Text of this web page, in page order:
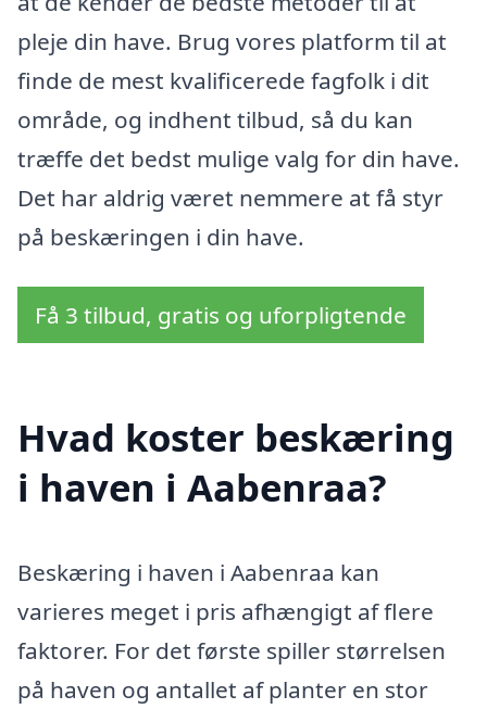
pleje din have. Brug vores platform til at
finde de mest kvalificerede fagfolk i dit
område, og indhent tilbud, så du kan
træffe det bedst mulige valg for din have.
Det har aldrig været nemmere at få styr
på beskæringen i din have.
Få 3 tilbud, gratis og uforpligtende
Hvad koster beskæring
i haven i Aabenraa?
Beskæring i haven i Aabenraa kan
varieres meget i pris afhængigt af flere
faktorer. For det første spiller størrelsen
på haven og antallet af planter en stor